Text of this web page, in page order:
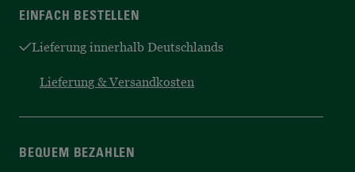
EINFACH BESTELLEN
Lieferung innerhalb Deutschlands
Lieferung & Versandkosten
BEQUEM BEZAHLEN